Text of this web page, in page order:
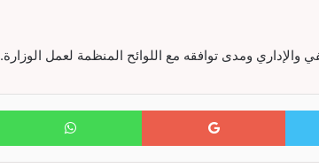
والإداري ومدى توافقه مع اللوائح المنظمة لعمل الوزارة.
Twitter
Google+